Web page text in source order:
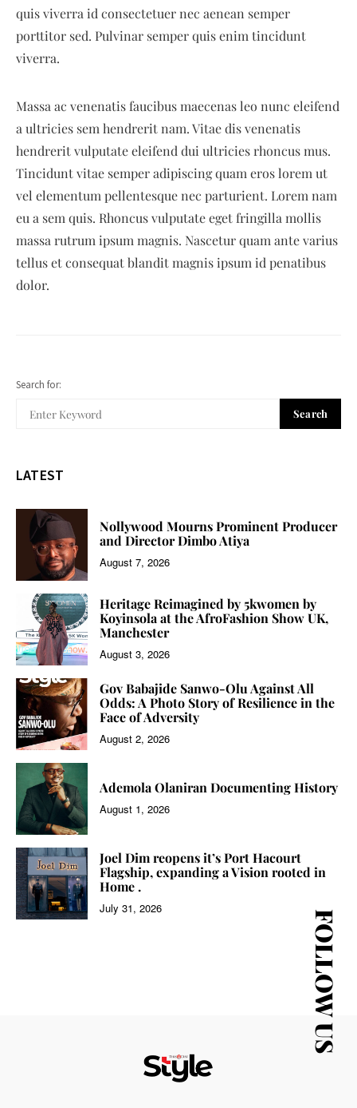
quis viverra id consectetuer nec aenean semper
porttitor sed. Pulvinar semper quis enim tincidunt
viverra.
Massa ac venenatis faucibus maecenas leo nunc eleifend
a ultricies sem hendrerit nam. Vitae dis venenatis
hendrerit vulputate eleifend dui ultricies rhoncus mus.
Tincidunt vitae semper adipiscing quam eros lorem ut
vel elementum pellentesque nec parturient. Lorem nam
eu a sem quis. Rhoncus vulputate eget fringilla mollis
massa rutrum ipsum magnis. Nascetur quam ante varius
tellus et consequat blandit magnis ipsum id penatibus
dolor.
Search for:
Search
LATEST
Nollywood Mourns Prominent Producer
and Director Dimbo Atiya
August 7, 2026
Heritage Reimagined by 5kwomen by
Koyinsola at the AfroFashion Show UK,
Manchester
August 3, 2026
Gov Babajide Sanwo-Olu Against All
Odds: A Photo Story of Resilience in the
Face of Adversity
August 2, 2026
Ademola Olaniran Documenting History
August 1, 2026
Joel Dim reopens it’s Port Hacourt
Flagship, expanding a Vision rooted in
Home .
July 31, 2026
FOLLOW US